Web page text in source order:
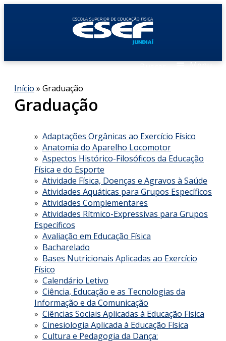
≡ Menu
Início » Graduação
Graduação
Adaptações Orgânicas ao Exercício Físico
Anatomia do Aparelho Locomotor
Aspectos Histórico-Filosóficos da Educação
Física e do Esporte
Atividade Física, Doenças e Agravos à Saúde
Atividades Aquáticas para Grupos Específicos
Atividades Complementares
Atividades Rítmico-Expressivas para Grupos
Específicos
Avaliação em Educação Física
Bacharelado
Bases Nutricionais Aplicadas ao Exercício
Físico
Calendário Letivo
Ciência, Educação e as Tecnologias da
Informação e da Comunicação
Ciências Sociais Aplicadas à Educação Física
Cinesiologia Aplicada à Educação Física
Cultura e Pedagogia da Dança: